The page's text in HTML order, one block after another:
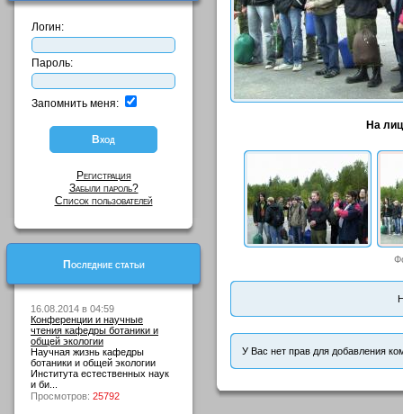
Логин:
Пароль:
Запомнить меня:
Регистрация
Забыли пароль?
Список пользователей
Последние статьи
16.08.2014 в 04:59
Конференции и научные
чтения кафедры ботаники и
общей экологии
Научная жизнь кафедры
ботаники и общей экологии
Института естественных наук
и би...
Просмотров: 25792
На
У Вас нет прав для добавления